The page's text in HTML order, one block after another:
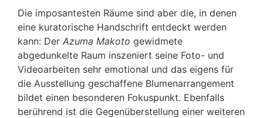
Die imposantesten Räume sind aber die, in denen
eine kuratorische Handschrift entdeckt werden
kann: Der Azuma Makoto gewidmete
abgedunkelte Raum inszeniert seine Foto- und
Videoarbeiten sehr emotional und das eigens für
die Ausstellung geschaffene Blumenarrangement
bildet einen besonderen Fokuspunkt. Ebenfalls
berührend ist die Gegenüberstellung einer weiteren